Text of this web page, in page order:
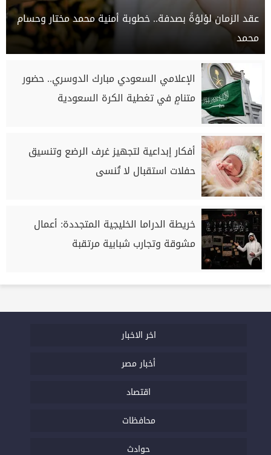
عقد الزمان لؤلؤةً بصدفة.. خطوبة أمنية محمد مختار وحسام
محمد
الإعلامي السعودي مبارك الدوسري.. حضور
متنامٍ في تغطية الكرة السعودية
أفكار إبداعية لتجهيز غرف الرضع وتنسيق
حفلات استقبال لا تُنسى
خريطة الدراما الخليجية المتجددة: أعمال
مشوقة وتجارب شبابية مرتقبة
اخر الاخبار
أخبار مصر
اقتصاد
محافظات
حوادث